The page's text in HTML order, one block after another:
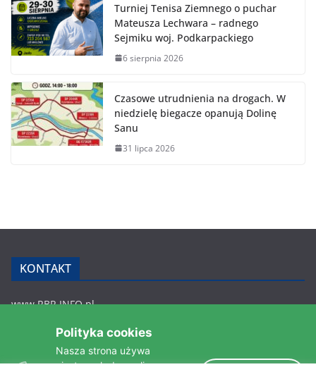
Turniej Tenisa Ziemnego o puchar
Mateusza Lechwara – radnego
Sejmiku woj. Podkarpackiego
6 sierpnia 2026
Czasowe utrudnienia na drogach. W
niedzielę biegacze opanują Dolinę
Sanu
31 lipca 2026
KONTAKT
www.RBR.INFO.pl
36-200 Brzozów
rbr.info.pl@gmail.com
Polityka cookies
Nasza strona używa